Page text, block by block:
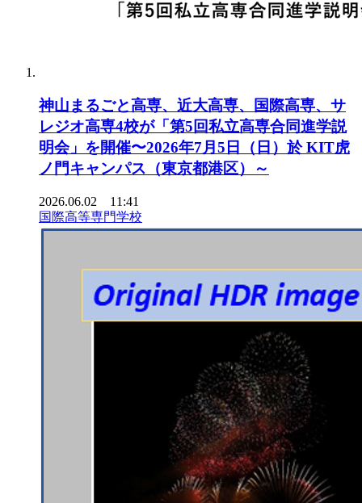
神山まるごと高専、近大高専、国際高専、サ
レジオ高専4校が「第5回私立高専合同進学説
明会」を開催〜2026年7月5日（日）於 KIT虎
ノ門キャンパス（東京都港区）～
2026.06.02 11:41
国際高等専門学校